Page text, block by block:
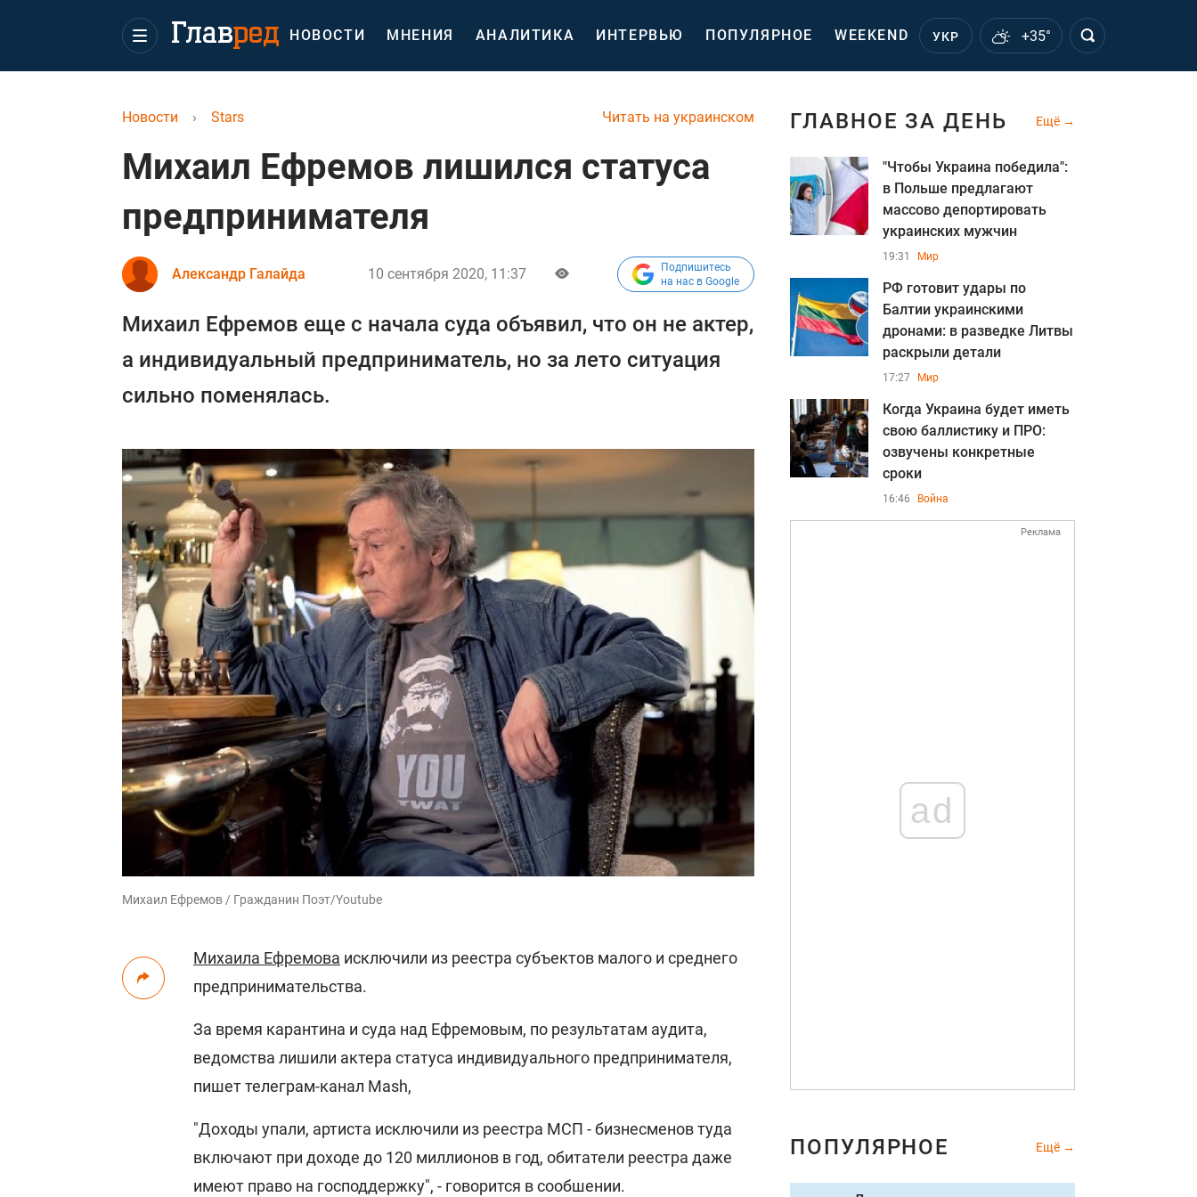
НОВОСТИ МНЕНИЯ АНАЛИТИКА ИНТЕРВЬЮ ПОПУЛЯРНОЕ WEEKEND УКР +35°
Читать на украинском
Новости › Stars
Михаил Ефремов лишился статуса
предпринимателя
Александр Галайда 10 сентября 2020, 11:37
Подпишитесь
на нас в Google
Михаил Ефремов еще с начала суда объявил, что он не актер,
а индивидуальный предприниматель, но за лето ситуация
сильно поменялась.
Михаил Ефремов / Гражданин Поэт/Youtube
Михаила Ефремова исключили из реестра субъектов малого и среднего
предпринимательства.
За время карантина и суда над Ефремовым, по результатам аудита,
ведомства лишили актера статуса индивидуального предпринимателя,
пишет телеграм-канал Mash,
"Доходы упали, артиста исключили из реестра МСП - бизнесменов туда
включают при доходе до 120 миллионов в год, обитатели реестра даже
имеют право на господдержку", - говорится в сообшении.
ГЛАВНОЕ ЗА ДЕНЬ Ещё
"Чтобы Украина победила":
в Польше предлагают
массово депортировать
украинских мужчин
19:31 Мир
РФ готовит удары по
Балтии украинскими
дронами: в разведке Литвы
раскрыли детали
17:27 Мир
Когда Украина будет иметь
свою баллистику и ПРО:
озвучены конкретные
сроки
16:46 Война
Реклама
ad
ПОПУЛЯРНОЕ Ещё